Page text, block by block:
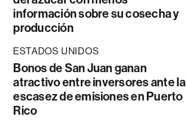
información sobre su cosecha y
producción
ESTADOS UNIDOS
Bonos de San Juan ganan
atractivo entre inversores ante la
escasez de emisiones en Puerto
Rico